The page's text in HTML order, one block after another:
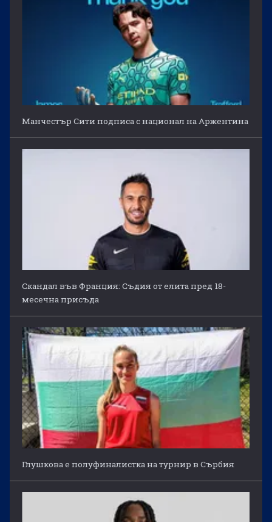
Манчестър Сити подписа с национал на Аржентина
Скандал във Франция: Съдия от елита пред 18-
месечна присъда
Глушкова е полуфиналистка на турнир в Сърбия